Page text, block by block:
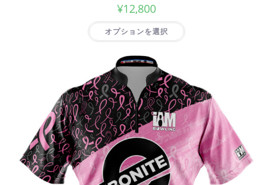
¥12,800
オプションを選択